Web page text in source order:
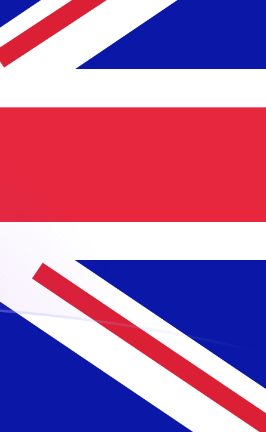
cuando envíes dinero.Consulta las tasas de envío.